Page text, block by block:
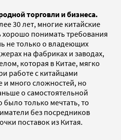
торговли и бизнеса.
30 лет, многие китайские
хорошо понимать требования
не только о владеющих
на фабриках и заводах,
которая в Китае, мягко
работе с китайцами
и много сложностей, но
о самостоятельной
только мечтать, то
без посредников
поставок из Китая.